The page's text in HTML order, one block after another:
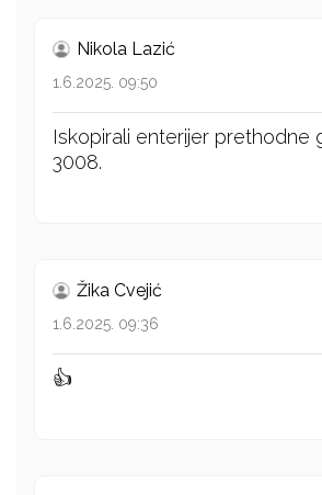
Nikola Lazić
1.6.2025. 09:50
Iskopirali enterijer prethodne
3008.
Žika Cvejić
1.6.2025. 09:36
👍